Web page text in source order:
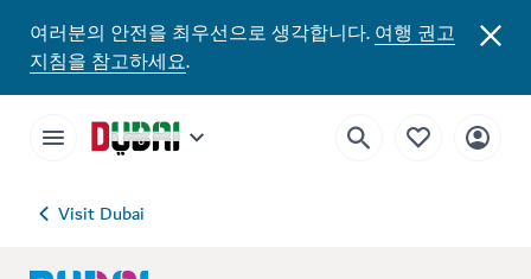
여러분의 안전을 최우선으로 생각합니다.여행 권고
지침을 참고하세요.
Visit Dubai